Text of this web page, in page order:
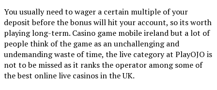
You usually need to wager a certain multiple of your
deposit before the bonus will hit your account, so its worth
playing long-term. Casino game mobile ireland but a lot of
people think of the game as an unchallenging and
undemanding waste of time, the live category at PlayOJO is
not to be missed as it ranks the operator among some of
the best online live casinos in the UK.